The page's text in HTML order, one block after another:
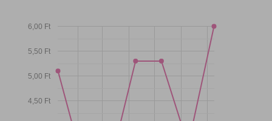
4,50 Ft
5,00 Ft
5,50 Ft
6,00 Ft